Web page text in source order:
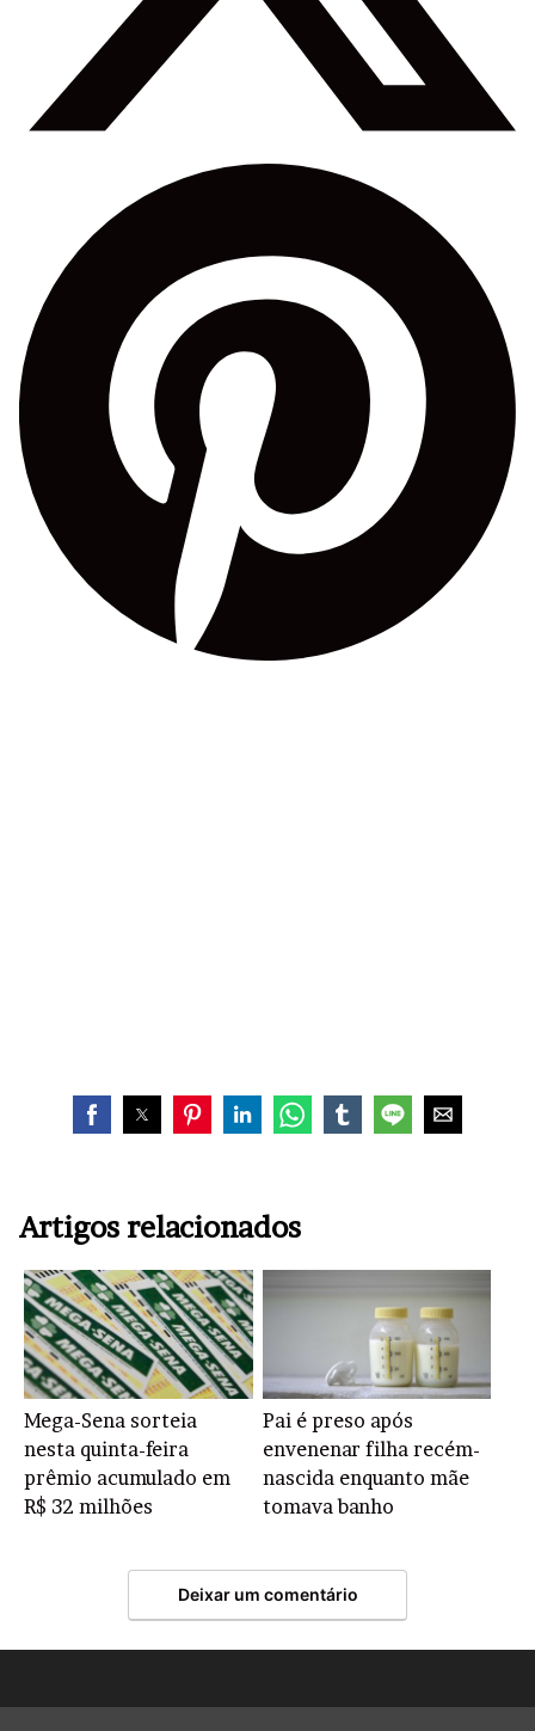
Artigos relacionados
Mega-Sena sorteia
nesta quinta-feira
prêmio acumulado em
R$ 32 milhões
Pai é preso após
envenenar filha recém-
nascida enquanto mãe
tomava banho
Deixar um comentário